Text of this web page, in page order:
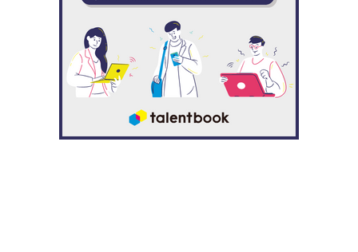
ます。そのような中で出会った富士テレコムに出会い、入
社を決めました。
平岡 「選考中に OG訪問で話させてもらった社員の
方や、人事の方の人当たりがよく、人間関係を重視
していた私にとってはとても大きかったです。この